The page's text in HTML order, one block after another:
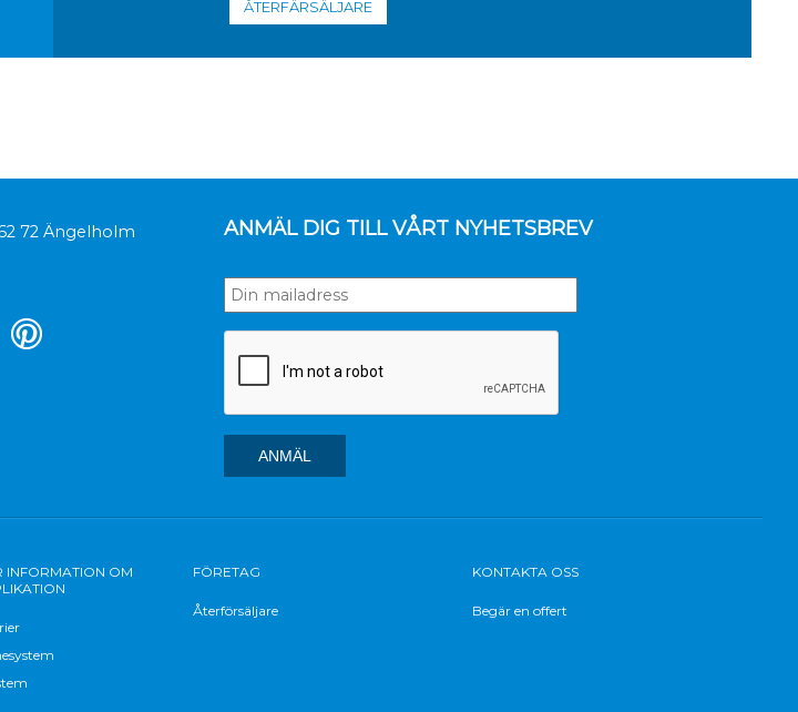
ÅTERFÄRSÄLJARE
72 Ängelholm
ANMÄL DIG TILL VÅRT NYHETSBREV
INFORMATION OM
FÖRETAG
Återförsäljare
KONTAKTA OSS
Begär en offert